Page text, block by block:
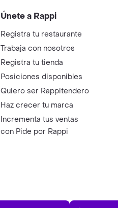
Únete a Rappi
Registra tu restaurante
Trabaja con nosotros
Registra tu tienda
Posiciones disponibles
Quiero ser Rappitendero
Haz crecer tu marca
Incrementa tus ventas
con Pide por Rappi
App Store